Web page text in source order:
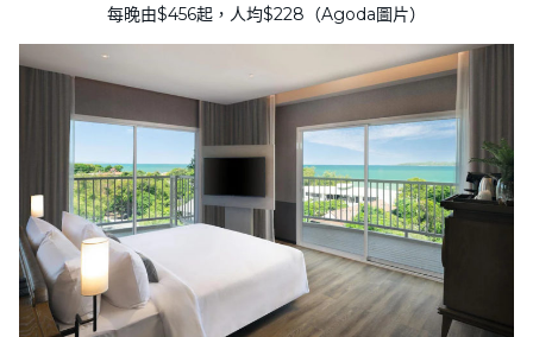
每晚由$456起，人均$228（Agoda圖片）